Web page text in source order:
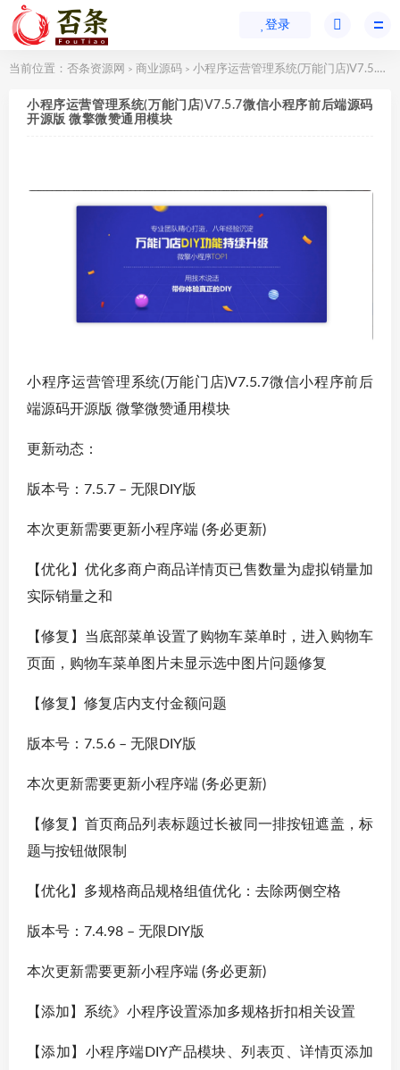
登录
当前位置： 否条资源网 > 商业源码 > 小程序运营管理系统(万能门店)V7.5.7微信小程序前后端源码开源版 微擎微赞通用模块
小程序运营管理系统(万能门店)V7.5.7微信小程序前后端源码
开源版 微擎微赞通用模块
小程序运营管理系统(万能门店)V7.5.7微信小程序前后
端源码开源版 微擎微赞通用模块
更新动态：
版本号：7.5.7 – 无限DIY版
本次更新需要更新小程序端 (务必更新)
【优化】优化多商户商品详情页已售数量为虚拟销量加
实际销量之和
【修复】当底部菜单设置了购物车菜单时，进入购物车
页面，购物车菜单图片未显示选中图片问题修复
【修复】修复店内支付金额问题
版本号：7.5.6 – 无限DIY版
本次更新需要更新小程序端 (务必更新)
【修复】首页商品列表标题过长被同一排按钮遮盖，标
题与按钮做限制
【优化】多规格商品规格组值优化：去除两侧空格
版本号：7.4.98 – 无限DIY版
本次更新需要更新小程序端 (务必更新)
【添加】系统》小程序设置添加多规格折扣相关设置
【添加】小程序端DIY产品模块、列表页、详情页添加